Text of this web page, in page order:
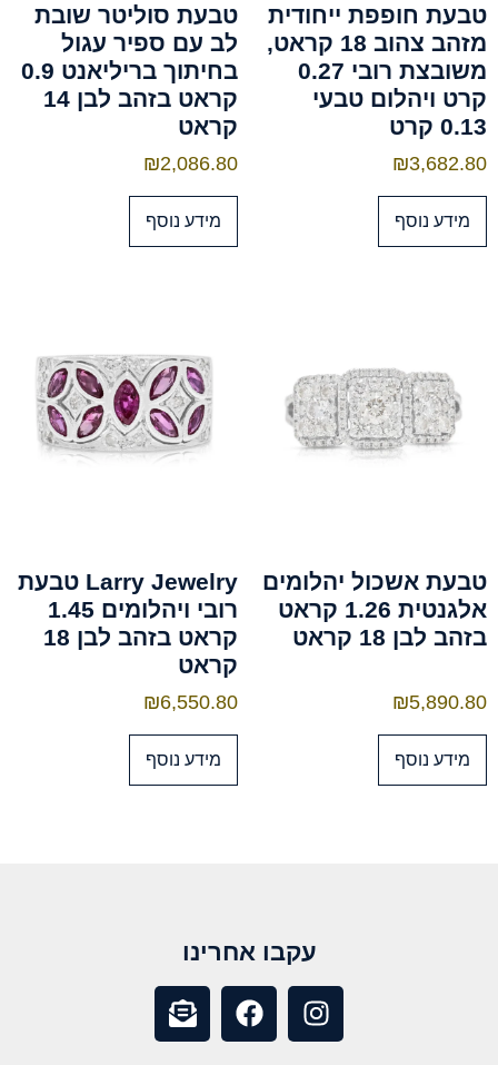
טבעת חופפת ייחודית
מזהב צהוב 18 קראט,
משובצת רובי 0.27
קרט ויהלום טבעי
0.13 קרט
₪3,682.80
מידע נוסף
טבעת סוליטר שובת
לב עם ספיר עגול
בחיתוך בריליאנט 0.9
קראט בזהב לבן 14
קראט
₪2,086.80
מידע נוסף
טבעת אשכול יהלומים
אלגנטית 1.26 קראט
בזהב לבן 18 קראט
₪5,890.80
מידע נוסף
Larry Jewelry טבעת
רובי ויהלומים 1.45
קראט בזהב לבן 18
קראט
₪6,550.80
מידע נוסף
עקבו אחרינו